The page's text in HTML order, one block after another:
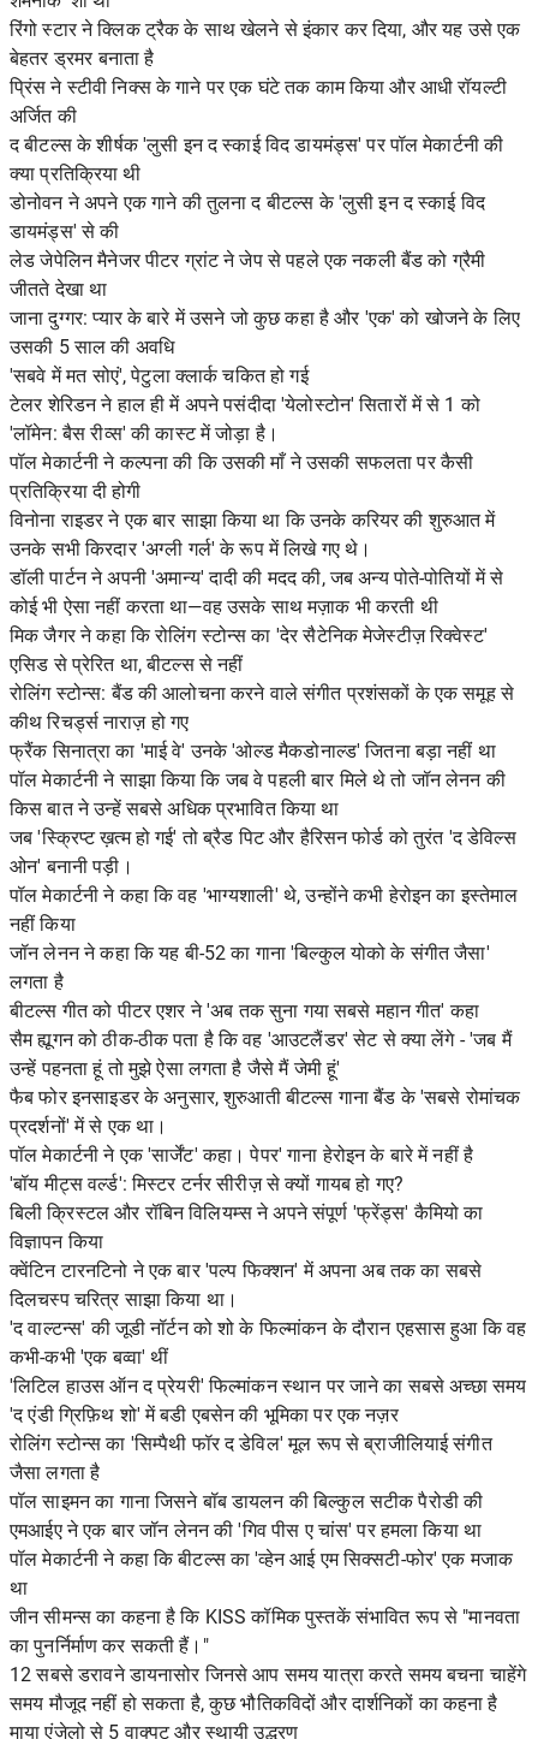
रिंगो स्टार ने क्लिक ट्रैक के साथ खेलने से इंकार कर दिया, और यह उसे एक
बेहतर ड्रमर बनाता है
प्रिंस ने स्टीवी निक्स के गाने पर एक घंटे तक काम किया और आधी रॉयल्टी
अर्जित की
द बीटल्स के शीर्षक 'लुसी इन द स्काई विद डायमंड्स' पर पॉल मेकार्टनी की
क्या प्रतिक्रिया थी
डोनोवन ने अपने एक गाने की तुलना द बीटल्स के 'लुसी इन द स्काई विद
डायमंड्स' से की
लेड जेपेलिन मैनेजर पीटर ग्रांट ने जेप से पहले एक नकली बैंड को ग्रैमी
जीतते देखा था
जाना दुग्गर: प्यार के बारे में उसने जो कुछ कहा है और 'एक' को खोजने के लिए
उसकी 5 साल की अवधि
'सबवे में मत सोएं', पेटुला क्लार्क चकित हो गई
टेलर शेरिडन ने हाल ही में अपने पसंदीदा 'येलोस्टोन' सितारों में से 1 को
'लॉमेन: बैस रीव्स' की कास्ट में जोड़ा है।
पॉल मेकार्टनी ने कल्पना की कि उसकी माँ ने उसकी सफलता पर कैसी
प्रतिक्रिया दी होगी
विनोना राइडर ने एक बार साझा किया था कि उनके करियर की शुरुआत में
उनके सभी किरदार 'अग्ली गर्ल' के रूप में लिखे गए थे।
डॉली पार्टन ने अपनी 'अमान्य' दादी की मदद की, जब अन्य पोते-पोतियों में से
कोई भी ऐसा नहीं करता था—वह उसके साथ मज़ाक भी करती थी
मिक जैगर ने कहा कि रोलिंग स्टोन्स का 'देर सैटेनिक मेजेस्टीज़ रिक्वेस्ट'
एसिड से प्रेरित था, बीटल्स से नहीं
रोलिंग स्टोन्स: बैंड की आलोचना करने वाले संगीत प्रशंसकों के एक समूह से
कीथ रिचर्ड्स नाराज़ हो गए
फ्रैंक सिनात्रा का 'माई वे' उनके 'ओल्ड मैकडोनाल्ड' जितना बड़ा नहीं था
पॉल मेकार्टनी ने साझा किया कि जब वे पहली बार मिले थे तो जॉन लेनन की
किस बात ने उन्हें सबसे अधिक प्रभावित किया था
जब 'स्क्रिप्ट ख़त्म हो गई' तो ब्रैड पिट और हैरिसन फोर्ड को तुरंत 'द डेविल्स
ओन' बनानी पड़ी।
पॉल मेकार्टनी ने कहा कि वह 'भाग्यशाली' थे, उन्होंने कभी हेरोइन का इस्तेमाल
नहीं किया
जॉन लेनन ने कहा कि यह बी-52 का गाना 'बिल्कुल योको के संगीत जैसा'
लगता है
बीटल्स गीत को पीटर एशर ने 'अब तक सुना गया सबसे महान गीत' कहा
सैम ह्यूगन को ठीक-ठीक पता है कि वह 'आउटलैंडर' सेट से क्या लेंगे - 'जब मैं
उन्हें पहनता हूं तो मुझे ऐसा लगता है जैसे मैं जेमी हूं'
फैब फोर इनसाइडर के अनुसार, शुरुआती बीटल्स गाना बैंड के 'सबसे रोमांचक
प्रदर्शनों' में से एक था।
पॉल मेकार्टनी ने एक 'सार्जेंट' कहा। पेपर' गाना हेरोइन के बारे में नहीं है
'बॉय मीट्स वर्ल्ड': मिस्टर टर्नर सीरीज़ से क्यों गायब हो गए?
बिली क्रिस्टल और रॉबिन विलियम्स ने अपने संपूर्ण 'फ्रेंड्स' कैमियो का
विज्ञापन किया
क्वेंटिन टारनटिनो ने एक बार 'पल्प फिक्शन' में अपना अब तक का सबसे
दिलचस्प चरित्र साझा किया था।
'द वाल्टन्स' की जूडी नॉर्टन को शो के फिल्मांकन के दौरान एहसास हुआ कि वह
कभी-कभी 'एक बव्वा' थीं
'लिटिल हाउस ऑन द प्रेयरी' फिल्मांकन स्थान पर जाने का सबसे अच्छा समय
'द एंडी ग्रिफ़िथ शो' में बडी एबसेन की भूमिका पर एक नज़र
रोलिंग स्टोन्स का 'सिम्पैथी फॉर द डेविल' मूल रूप से ब्राजीलियाई संगीत
जैसा लगता है
पॉल साइमन का गाना जिसने बॉब डायलन की बिल्कुल सटीक पैरोडी की
एमआईए ने एक बार जॉन लेनन की 'गिव पीस ए चांस' पर हमला किया था
पॉल मेकार्टनी ने कहा कि बीटल्स का 'व्हेन आई एम सिक्सटी-फोर' एक मजाक
था
जीन सीमन्स का कहना है कि KISS कॉमिक पुस्तकें संभावित रूप से "मानवता
का पुनर्निर्माण कर सकती हैं।"
12 सबसे डरावने डायनासोर जिनसे आप समय यात्रा करते समय बचना चाहेंगे
समय मौजूद नहीं हो सकता है, कुछ भौतिकविदों और दार्शनिकों का कहना है
माया एंजेलो से 5 वाक्पटु और स्थायी उद्धरण